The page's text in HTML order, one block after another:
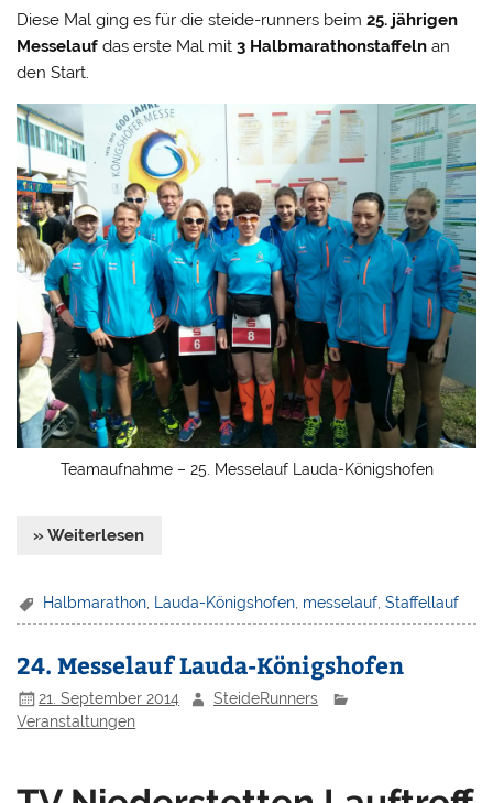
Diese Mal ging es für die steide-runners beim25. jährigen
Messelauf das erste Mal mit3 Halbmarathonstaffeln an
den Start.
Teamaufnahme – 25. Messelauf Lauda-Königshofen
» Weiterlesen
Halbmarathon Lauda-Königshofen messelauf ,Staffellauf
24. Messelauf Lauda-Königshofen
21. September 2014
SteideRunners
Veranstaltungen